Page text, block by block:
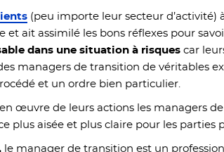
(peu importe leur secteur
et ait assimilé les bons réflexes pour
dans une situation à risques car
managers de transition de véritables
et un ordre bien particulier.
enœuvre de leurs actions les managers de
plus aisée et plus claire pour les parties
le manager de transition est un